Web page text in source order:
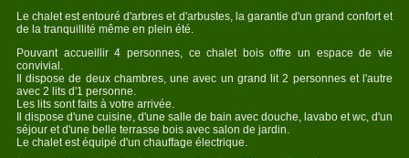
Le chalet est entouré d'arbres et d'arbustes, la garantie d'un grand confort et
de la tranquillité même en plein été.
Pouvant accueillir 4 personnes, ce chalet bois offre un espace de vie
convivial.
Il dispose de deux chambres, une avec un grand lit 2 personnes et l'autre
avec 2 lits d'1 personne.
Les lits sont faits à votre arrivée.
Il dispose d'une cuisine, d'une salle de bain avec douche, lavabo et wc, d'un
séjour et d'une belle terrasse bois avec salon de jardin.
Le chalet est équipé d'un chauffage électrique.